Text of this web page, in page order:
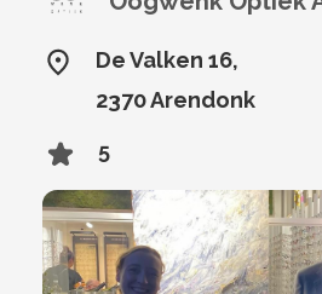
De Valken 16,
2370 Arendonk
5